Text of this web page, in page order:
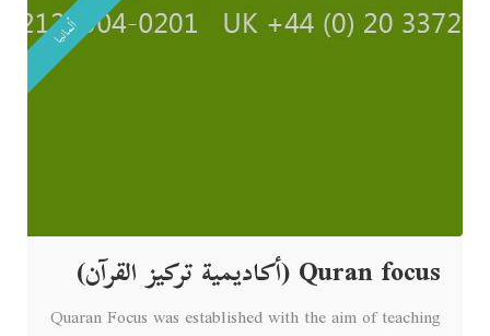
ألمانيا
Quran focus (أكاديمية تركيز القرآن)
Quaran Focus was established with the aim of teaching